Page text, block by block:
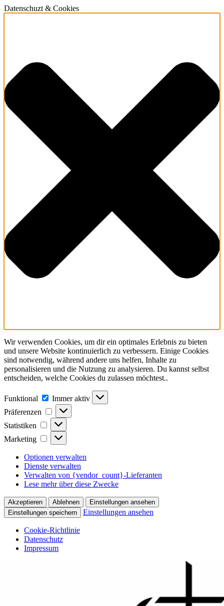
Datenschuzt & Cookies
Wir verwenden Cookies, um dir ein optimales Erlebnis zu bieten
und unsere Website kontinuierlich zu verbessern. Einige Cookies
sind notwendig, während andere uns helfen, Inhalte zu
personalisieren und die Nutzung zu analysieren. Du kannst selbst
entscheiden, welche Cookies du zulassen möchtest..
Funktional Funktional
Immer aktiv
Präferenzen
Präferenzen
Statistiken Statistiken
Marketing Marketing
Optionen verwalten
Dienste verwalten
Verwalten von {vendor_count}-Lieferanten
Lese mehr über diese Zwecke
Akzeptieren Ablehnen
Einstellungen ansehen
Einstellungen speichern
Einstellungen ansehen
Cookie-Richtlinie
Datenschutz
Impressum